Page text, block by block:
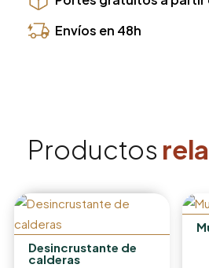
Envíos en 48h
Productos
Desincrustante de
calderas